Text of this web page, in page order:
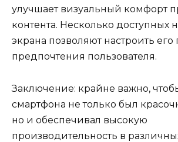
улучшает визуальный комфорт
контента. Несколько доступных
экрана позволяют настроить
предпочтения пользователя.
Заключение: крайне важно,
смартфона не только был
но и обеспечивал высокую
производительность в